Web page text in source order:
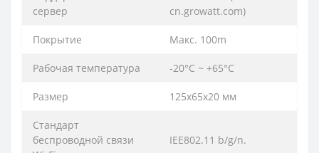
сервер
cn.growatt.com)
Покрытие Макс. 100m
Рабочая температура -20°C ~ +65°C
Размер 125x65x20 мм
Стандарт
беспроводной связи
IEE802.11 b/g/n.